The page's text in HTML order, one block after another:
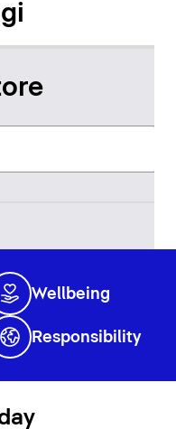
Wellbeing
Responsibility